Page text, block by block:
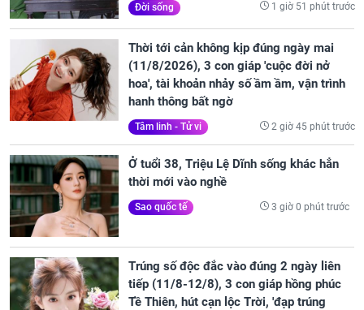
Đời sống 1 giờ 51 phút trước
Thời tới cản không kịp đúng ngày mai
(11/8/2026), 3 con giáp 'cuộc đời nở
hoa', tài khoản nhảy số ầm ầm, vận trình
hanh thông bất ngờ
Tâm linh - Tử vi 2 giờ 45 phút trước
Ở tuổi 38, Triệu Lệ Dĩnh sống khác hẳn
thời mới vào nghề
Sao quốc tế 3 giờ 0 phút trước
Trúng số độc đắc vào đúng 2 ngày liên
tiếp (11/8-12/8), 3 con giáp hồng phúc
Tề Thiên, hút cạn lộc Trời, 'đạp trúng